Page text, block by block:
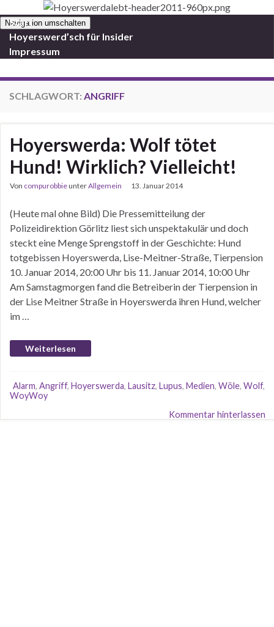
Navigation umschalten
Start
Hoyerswerd’sch für Insider
Impressum
SCHLAGWORT: ANGRIFF
Hoyerswerda: Wolf tötet
Hund! Wirklich? Vielleicht!
Von compurobbieunterAllgemein 13. Januar 2014
(Heute mal ohne Bild) Die Pressemitteilung der
Polizeidirektion Görlitz liest sich unspektakulär und doch
steckt eine Menge Sprengstoff in der Geschichte: Hund
totgebissen Hoyerswerda, Lise-Meitner-Straße, Tierpension
10. Januar 2014, 20:00 Uhr bis 11. Januar 2014, 10:00 Uhr
Am Samstagmorgen fand die Betreiberin der Tierpension in
der Lise Meitner Straße in Hoyerswerda ihren Hund, welcher
im …
Weiterlesen
Alarm, Angriff, Hoyerswerda, Lausitz, Lupus, Medien, Wöle, Wolf,
WoyWoy
Kommentar hinterlassen